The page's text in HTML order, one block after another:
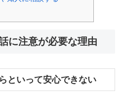
に注意が必要な理由
といって安心できない